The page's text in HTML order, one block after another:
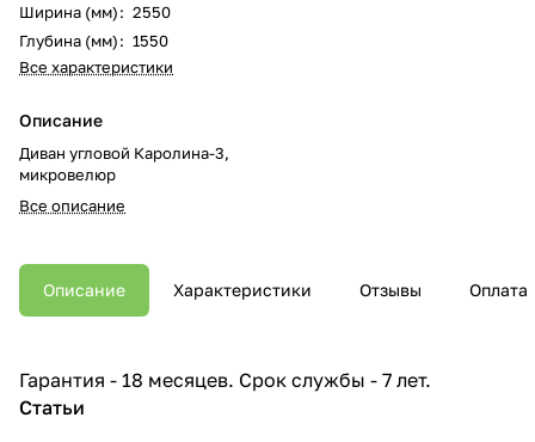
Ширина (мм): 2550
Глубина (мм): 1550
Все характеристики
Описание
Диван угловой Каролина-3,
микровелюр
Все описание
Описание Характеристики Отзывы Оплата
Гарантия - 18 месяцев. Срок службы - 7 лет.
Статьи